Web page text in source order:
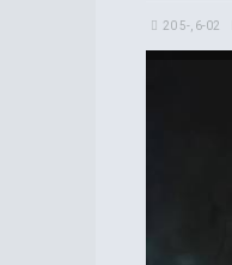
20 5-, 6-02